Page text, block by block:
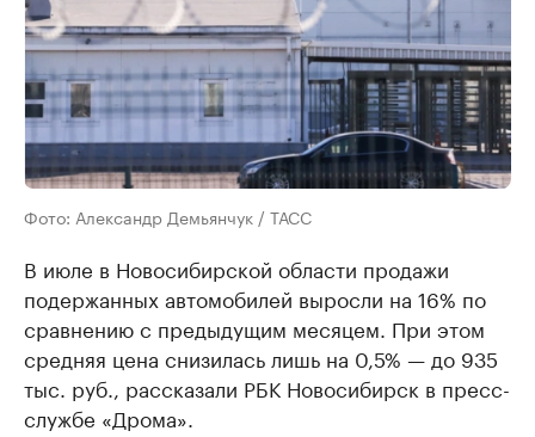
Фото: Александр Демьянчук / ТАСС
В июле в Новосибирской области продажи
подержанных автомобилей выросли на 16% по
сравнению с предыдущим месяцем. При этом
средняя цена снизилась лишь на 0,5% — до 935
тыс. руб., рассказали РБК Новосибирск в пресс-
службе «Дрома».